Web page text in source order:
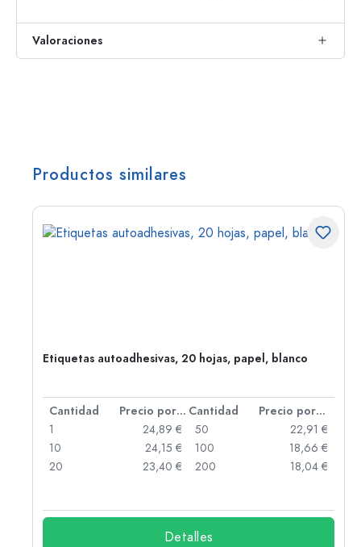
Valoraciones
Productos similares
Etiquetas autoadhesivas, 20 hojas, papel, blanco
Cantidad Precio por unidad Cantidad
Precio por unidad
1
24,89 €
10
24,15 €
20
23,40 €
50
22,91 €
100
18,66 €
200
18,04 €
Detalles